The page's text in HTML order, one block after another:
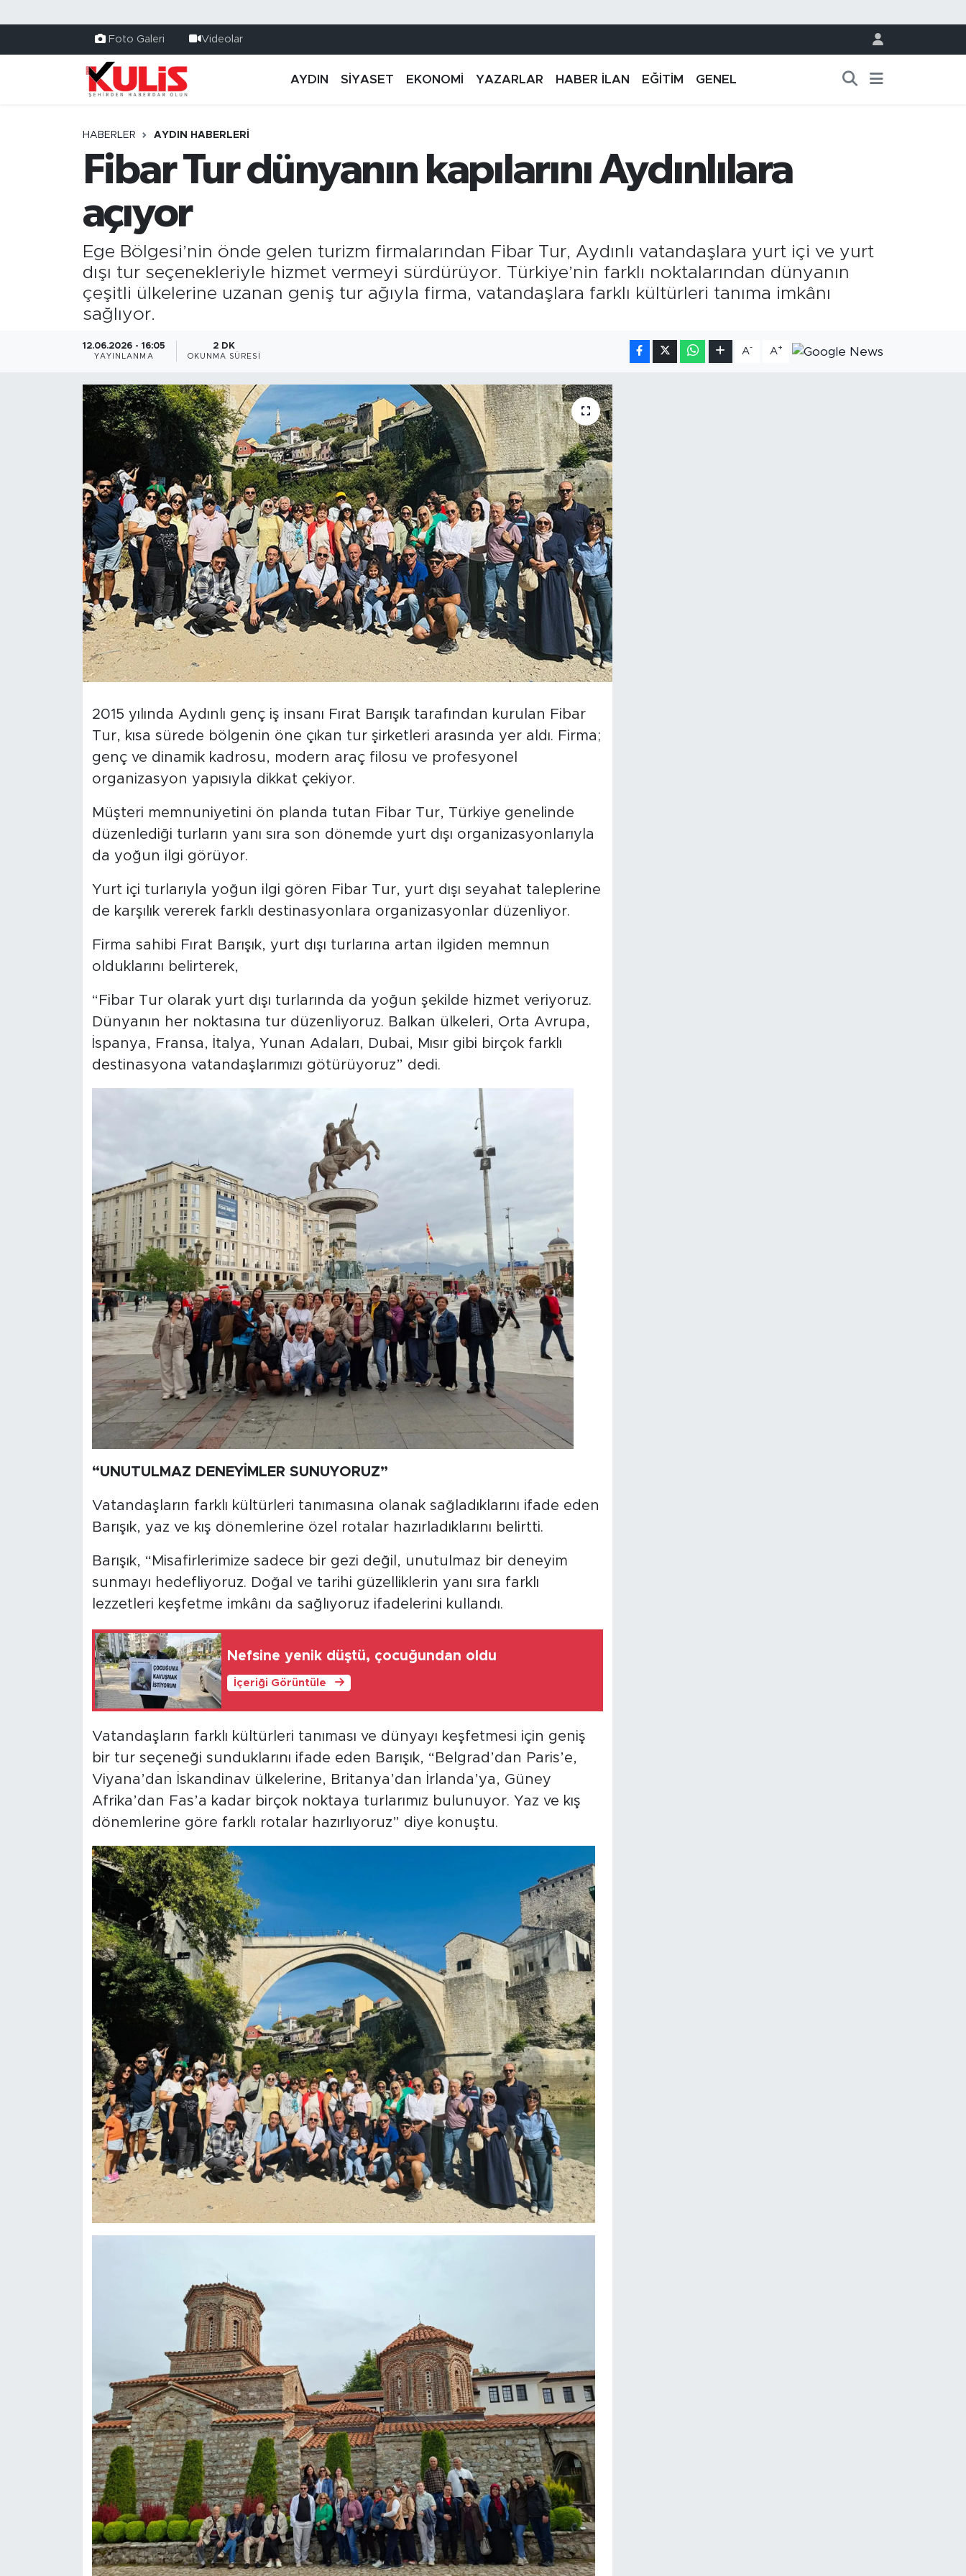
Foto Galeri Videolar
AYDIN SİYASET EKONOMİ YAZARLAR HABER İLAN EĞİTİM GENEL
HABERLER AYDIN HABERLERI
Fibar Tur dünyanın kapılarını Aydınlılara
açıyor
Ege Bölgesi’nin önde gelen turizm firmalarından Fibar Tur, Aydınlı vatandaşlara yurt içi ve yurt
dışı tur seçenekleriyle hizmet vermeyi sürdürüyor. Türkiye’nin farklı noktalarından dünyanın
çeşitli ülkelerine uzanan geniş tur ağıyla firma, vatandaşlara farklı kültürleri tanıma imkânı
sağlıyor.
12.06.2026 - 16:05
YAYINLANMA
2 DK
OKUNMA SÜRESI
A- A+
2015 yılında Aydınlı genç iş insanı Fırat Barışık tarafından kurulan Fibar
Tur, kısa sürede bölgenin öne çıkan tur şirketleri arasında yer aldı. Firma;
genç ve dinamik kadrosu, modern araç filosu ve profesyonel
organizasyon yapısıyla dikkat çekiyor.
Müşteri memnuniyetini ön planda tutan Fibar Tur, Türkiye genelinde
düzenlediği turların yanı sıra son dönemde yurt dışı organizasyonlarıyla
da yoğun ilgi görüyor.
Yurt içi turlarıyla yoğun ilgi gören Fibar Tur, yurt dışı seyahat taleplerine
de karşılık vererek farklı destinasyonlara organizasyonlar düzenliyor.
Firma sahibi Fırat Barışık, yurt dışı turlarına artan ilgiden memnun
olduklarını belirterek,
“Fibar Tur olarak yurt dışı turlarında da yoğun şekilde hizmet veriyoruz.
Dünyanın her noktasına tur düzenliyoruz. Balkan ülkeleri, Orta Avrupa,
İspanya, Fransa, İtalya, Yunan Adaları, Dubai, Mısır gibi birçok farklı
destinasyona vatandaşlarımızı götürüyoruz” dedi.
“UNUTULMAZ DENEYİMLER SUNUYORUZ”
Vatandaşların farklı kültürleri tanımasına olanak sağladıklarını ifade eden
Barışık, yaz ve kış dönemlerine özel rotalar hazırladıklarını belirtti.
Barışık, “Misafirlerimize sadece bir gezi değil, unutulmaz bir deneyim
sunmayı hedefliyoruz. Doğal ve tarihi güzelliklerin yanı sıra farklı
lezzetleri keşfetme imkânı da sağlıyoruz ifadelerini kullandı.
Nefsine yenik düştü, çocuğundan oldu
İçeriği Görüntüle
Vatandaşların farklı kültürleri tanıması ve dünyayı keşfetmesi için geniş
bir tur seçeneği sunduklarını ifade eden Barışık, “Belgrad’dan Paris’e,
Viyana’dan İskandinav ülkelerine, Britanya’dan İrlanda’ya, Güney
Afrika’dan Fas’a kadar birçok noktaya turlarımız bulunuyor. Yaz ve kış
dönemlerine göre farklı rotalar hazırlıyoruz” diye konuştu.